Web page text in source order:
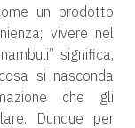
un prodotto
vivere nel
significa,
si nasconda
che gli
Dunque per